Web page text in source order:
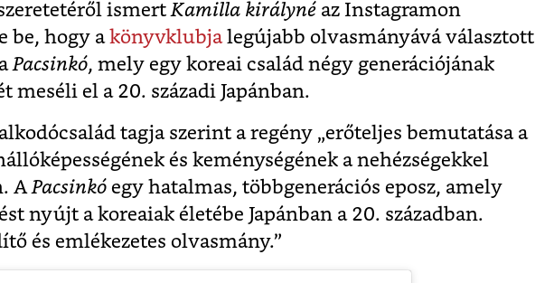
ismertKamilla királyné az Instagramon
be, hogy akönyvklubjalegújabb olvasmányává választott
Pacsinkó, mely egy koreai család négy generációjának
meséli el a 20. századi Japánban.
tagja szerint a regény „erőteljes bemutatása a
és keménységének a nehézségekkel
APacsinkó egy hatalmas, többgenerációs eposz, amely
nyújt a koreaiak életébe Japánban a 20. században.
és emlékezetes olvasmány.”